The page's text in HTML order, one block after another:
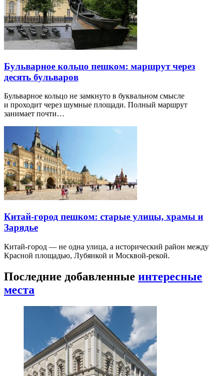
Бульварное кольцо пешком: маршрут через
десять бульваров
Бульварное кольцо не замкнуто в буквальном смысле
и проходит через шумные площади. Полный маршрут
занимает почти…
Китай-город пешком: старые улицы, храмы и
Зарядье
Китай-город — не одна улица, а исторический район между
Красной площадью, Лубянкой и Москвой-рекой.
Последние добавленные интересные
места